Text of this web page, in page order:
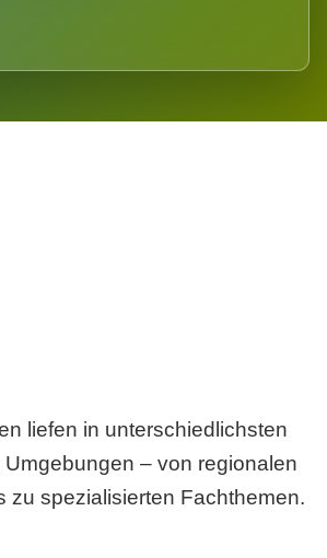
liefen in unterschiedlichsten
– von regionalen
zu spezialisierten Fachthemen.